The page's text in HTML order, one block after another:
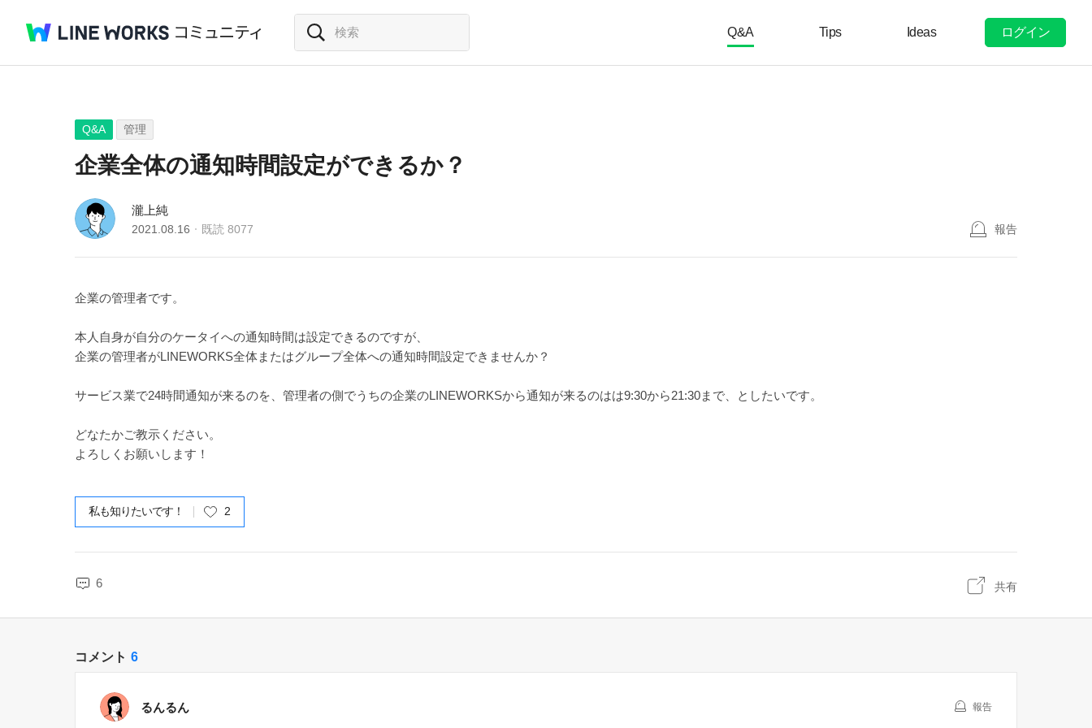
Q&A Tips Ideas ログイン
Q&A 管理
企業全体の通知時間設定ができるか？
瀧上純
2021.08.16 既読 8077 報告
企業の管理者です。
本人自身が自分のケータイへの通知時間は設定できるのですが、
企業の管理者がLINEWORKS全体またはグループ全体への通知時間設定できませんか？
サービス業で24時間通知が来るのを、管理者の側でうちの企業のLINEWORKSから通知が来るのはは9:30から21:30まで、としたいです。
どなたかご教示ください。
よろしくお願いします！
私も知りたいです！ 2
6 共有
コメント 6
るんるん 報告